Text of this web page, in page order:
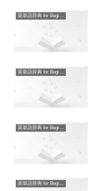
英単語辞典 for Beginners
英単語辞典 for Beginners
英単語辞典 for Beginners
英単語辞典 for Beginners